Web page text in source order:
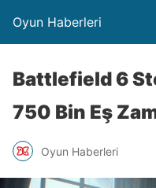
Oyun Haberleri
Battlefield 6
750 Bin Eş
Oyun Haberleri